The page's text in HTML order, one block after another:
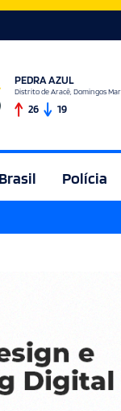
PEDRA AZUL
Distrito de Aracê, Domingos
26 19
Brasil Polícia